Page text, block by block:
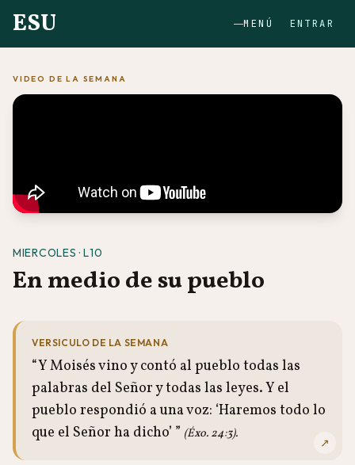
ESU MENÚ ENTRAR
VIDEO DE LA SEMANA
MIERCOLES · L10
En medio de su pueblo
VERSICULO DE LA SEMANA
“Y Moisés vino y contó al pueblo todas las
palabras del Señor y todas las leyes. Y el
pueblo respondió a una voz: ‘Haremos todo lo
que el Señor ha dicho’ ” (Éxo. 24:3).
↗